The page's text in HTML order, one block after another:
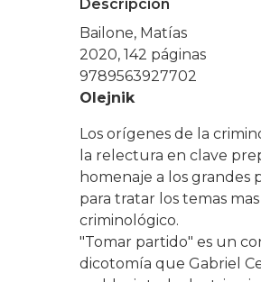
Descripción
Bailone, Matías
2020, 142 páginas
9789563927702
Olejnik
Los orígenes de la
la relectura en clave
homenaje a los grandes
para tratar los temas
criminológico.
"Tomar partido" es un
dicotomía que Gabriel